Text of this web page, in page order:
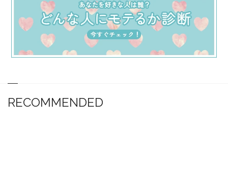
RECOMMENDED